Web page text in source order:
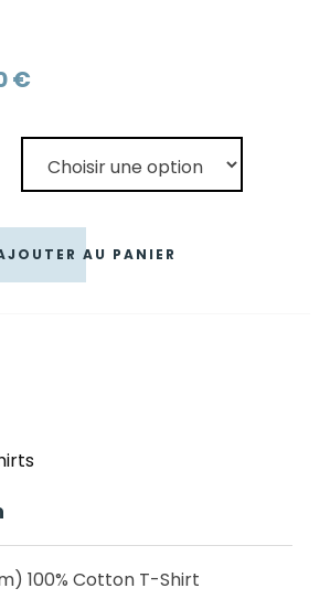
€Le
actuel
est :
AU PANIER
100% Cotton T-Shirt